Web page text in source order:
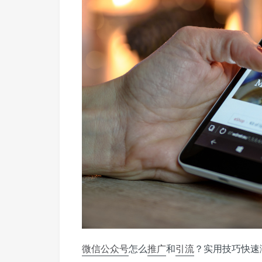
微信公众号怎么推广和引流 ？实用技巧快